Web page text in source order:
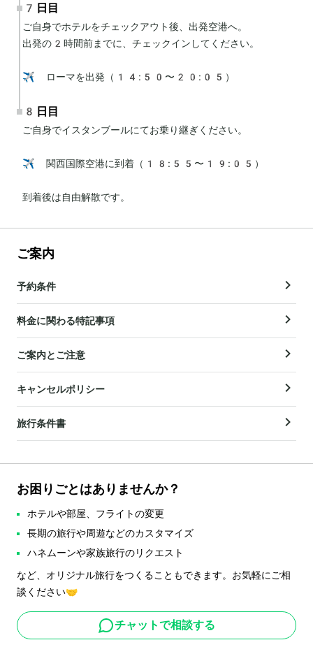
7日目
ご自身でホテルをチェックアウト後、出発空港へ。
出発の2時間前までに、チェックインしてください。
✈️ ローマを出発（14:50〜20:05）
8日目
ご自身でイスタンブールにてお乗り継ぎください。
✈️ 関西国際空港に到着（18:55〜19:05）
到着後は自由解散です。
ご案内
予約条件
料金に関わる特記事項
ご案内とご注意
キャンセルポリシー
旅行条件書
お困りごとはありませんか？
ホテルや部屋、フライトの変更
長期の旅行や周遊などのカスタマイズ
ハネムーンや家族旅行のリクエスト
など、オリジナル旅行をつくることもできます。お気軽にご相
談ください🤝
チャットで相談する